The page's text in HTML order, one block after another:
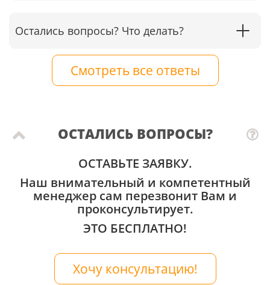
Остались вопросы? Что делать?
Смотреть все ответы
ОСТАЛИСЬ ВОПРОСЫ?
ОСТАВЬТЕ ЗАЯВКУ.
Наш внимательный и компетентный
менеджер сам перезвонит Вам и
проконсультирует.
ЭТО БЕСПЛАТНО!
Хочу консультацию!